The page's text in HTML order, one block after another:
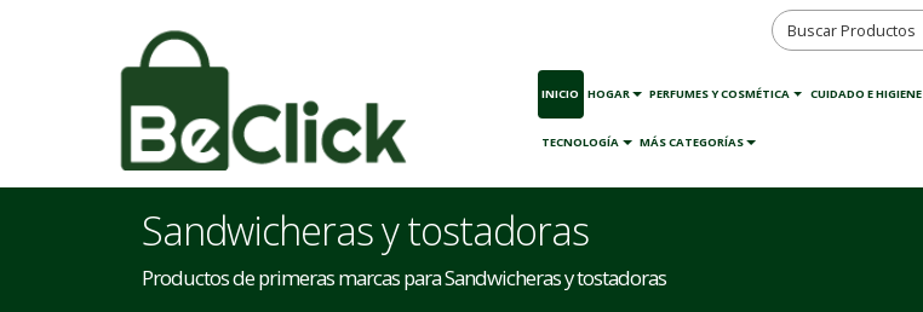
INICIO HOGAR PERFUMES Y COSMÉTICA CUIDADO E HIGIENE
TECNOLOGÍA MÁS CATEGORÍAS
Sandwicheras y tostadoras
Productos de primeras marcas para Sandwicheras y tostadoras